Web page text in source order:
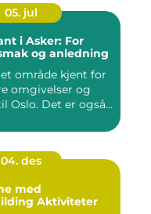
05. jul
i Asker: For
og anledning
område kjent for
omgivelser og
Oslo. Det er også...
04. des
med
Aktiviteter